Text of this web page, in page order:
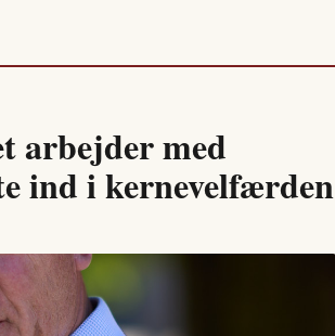
arbejder med
ind i kernevelfærden